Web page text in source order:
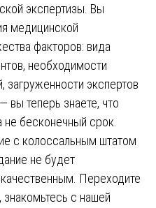
экспертизы. Вы
медицинской
факторов: вида
необходимости
загруженности экспертов
вы теперь знаете, что
не бесконечный срок.
с колоссальным штатом
не будет
Переходите
, знакомьтесь с нашей